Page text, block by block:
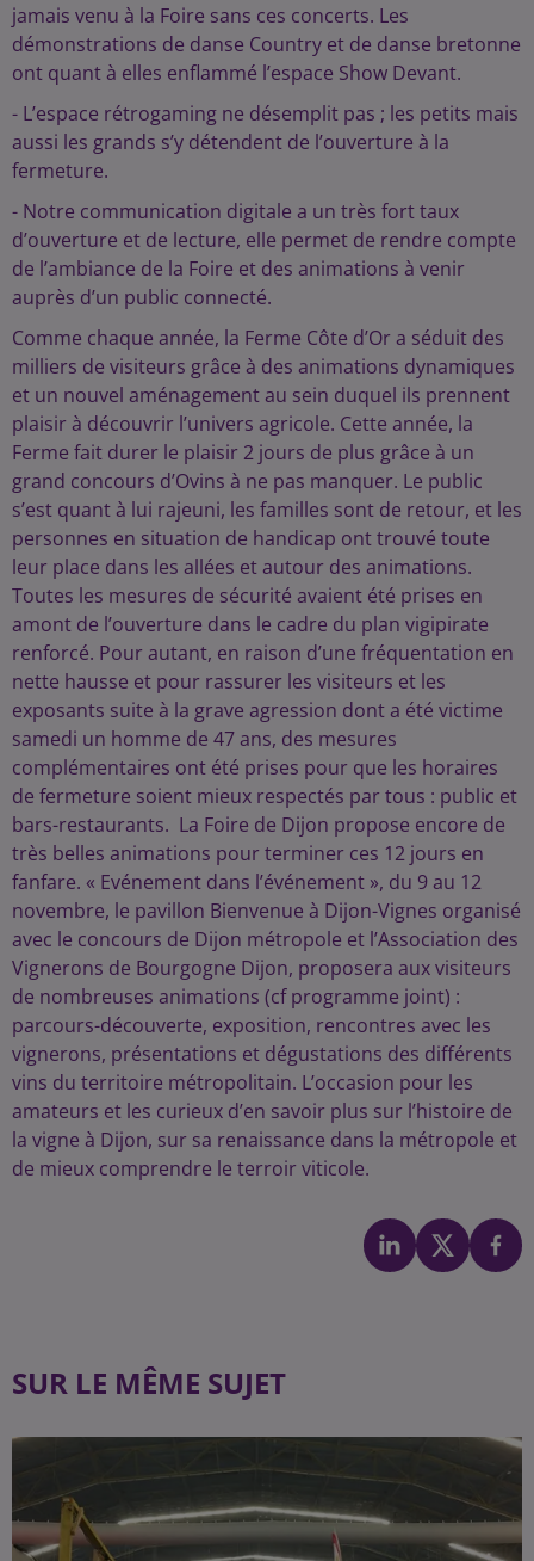
jamais venu à la Foire sans ces concerts. Les
démonstrations de danse Country et de danse bretonne
ont quant à elles enflammé l’espace Show Devant.
- L’espace rétrogaming ne désemplit pas ; les petits mais
aussi les grands s’y détendent de l’ouverture à la
fermeture.
- Notre communication digitale a un très fort taux
d’ouverture et de lecture, elle permet de rendre compte
de l’ambiance de la Foire et des animations à venir
auprès d’un public connecté.
Comme chaque année, la Ferme Côte d’Or a séduit des
milliers de visiteurs grâce à des animations dynamiques
et un nouvel aménagement au sein duquel ils prennent
plaisir à découvrir l’univers agricole. Cette année, la
Ferme fait durer le plaisir 2 jours de plus grâce à un
grand concours d’Ovins à ne pas manquer. Le public
s’est quant à lui rajeuni, les familles sont de retour, et les
personnes en situation de handicap ont trouvé toute
leur place dans les allées et autour des animations.
Toutes les mesures de sécurité avaient été prises en
amont de l’ouverture dans le cadre du plan vigipirate
renforcé. Pour autant, en raison d’une fréquentation en
nette hausse et pour rassurer les visiteurs et les
exposants suite à la grave agression dont a été victime
samedi un homme de 47 ans, des mesures
complémentaires ont été prises pour que les horaires
de fermeture soient mieux respectés par tous : public et
bars-restaurants. La Foire de Dijon propose encore de
très belles animations pour terminer ces 12 jours en
fanfare. « Evénement dans l’événement », du 9 au 12
novembre, le pavillon Bienvenue à Dijon-Vignes organisé
avec le concours de Dijon métropole et l’Association des
Vignerons de Bourgogne Dijon, proposera aux visiteurs
de nombreuses animations (cf programme joint) :
parcours-découverte, exposition, rencontres avec les
vignerons, présentations et dégustations des différents
vins du territoire métropolitain. L’occasion pour les
amateurs et les curieux d’en savoir plus sur l’histoire de
la vigne à Dijon, sur sa renaissance dans la métropole et
de mieux comprendre le terroir viticole.
SUR LE MÊME SUJET